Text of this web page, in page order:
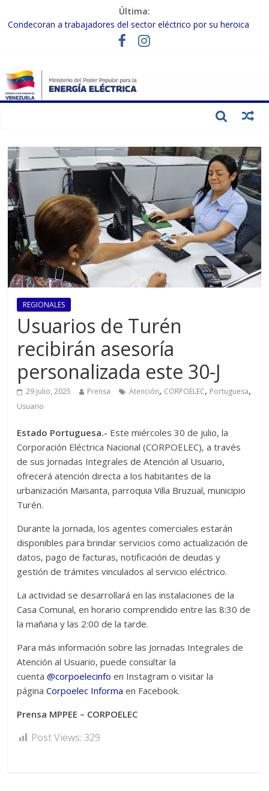
Última:
Condecoran a trabajadores del sector eléctrico por su heroica
labor tras el doble sismo del 24-J
Gobierno Nacional coordina acciones con el sector privado para
Inspeccionan trabajos de rehabilitación en instalaciones del SEN
en Carabobo
Gobierno Nacional activa plan preventivo para fortalecer el SEN
REGIONALES
Usuarios de Turén
recibirán asesoría
personalizada este 30-J
29 julio, 2025 Prensa Atención, CORPOELEC, Portuguesa,
Usuario
Estado Portuguesa.- Este miércoles 30 de julio, la
Corporación Eléctrica Nacional (CORPOELEC), a través
de sus Jornadas Integrales de Atención al Usuario,
ofrecerá atención directa a los habitantes de la
urbanización Maisanta, parroquia Villa Bruzual, municipio
Turén.
Durante la jornada, los agentes comerciales estarán
disponibles para brindar servicios como actualización de
datos, pago de facturas, notificación de deudas y
gestión de trámites vinculados al servicio eléctrico.
La actividad se desarrollará en las instalaciones de la
Casa Comunal, en horario comprendido entre las 8:30 de
la mañana y las 2:00 de la tarde.
Para más información sobre las Jornadas Integrales de
Atención al Usuario, puede consultar la
cuenta@corpoelecinfoen Instagram o visitar la
página Corpoelec Informaen Facebook.
Prensa MPPEE – CORPOELEC
Post Views: 329